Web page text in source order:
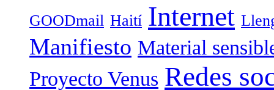
GOODmail Haití Internet
Manifiesto Material
Proyecto Venus Redes